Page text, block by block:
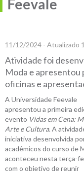
Feevale
11/12/2024 - Atualizado
Atividade foi
Moda e apresentou
oficinas e
A Universidade Feevale
apresentou a primeira
evento Vidas em Cena:
Arte e Cultura. A
iniciativa desenvolvida
acadêmicos do curso de
aconteceu nesta terça-
com o objetivo de reunir